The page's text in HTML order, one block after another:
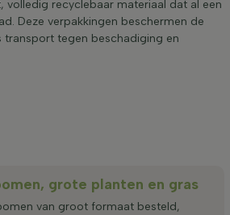
volledig recyclebaar materiaal dat al een
Deze verpakkingen beschermen de
transport tegen beschadiging en
grote planten en gras
van groot formaat besteld,